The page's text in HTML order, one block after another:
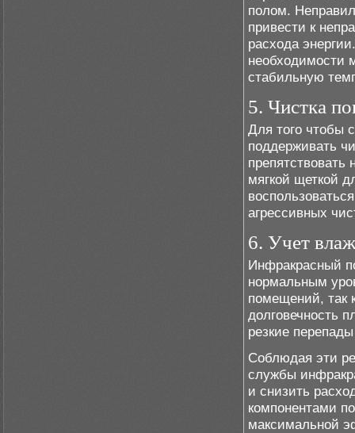
полом.
привести к
расхода
необходимости
стабильную
5. Чистка
Для того чтобы
поддерживать
мягкой щеткой
агрессивных
6. Учет
Инфракрасный
нормальным
помещений, так
долговечность
резкие
Соблюдая эти
службы
и снизить
компонентами
максимальной